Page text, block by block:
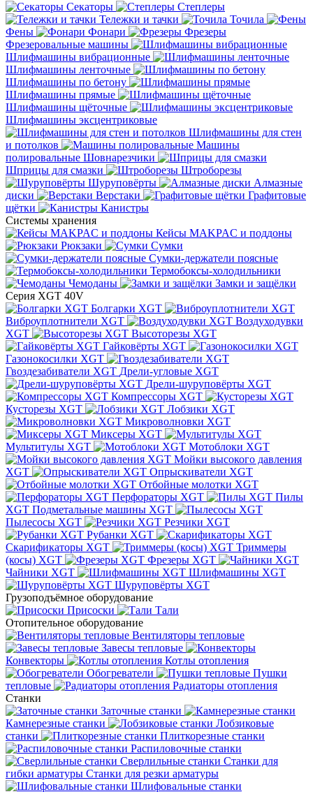
Секаторы
Степлеры
Тележки и тачки
Точила
Фены
Фонари
Фрезеры
Фрезеровальные машины
Шлифмашины вибрационные
Шлифмашины ленточные
Шлифмашины по бетону
Шлифмашины прямые
Шлифмашины щёточные
Шлифмашины эксцентриковые
Шлифмашины для стен
и потолков
Машины
полировальные Шовнарезчики
Шприцы для смазки
Штроборезы
Шуруповёрты
Алмазные
диски
Верстаки
Графитовые
щётки
Канистры
Системы хранения
Кейсы MAKPAC и поддоны
Рюкзаки
Сумки
Сумки-держатели поясные
Термобоксы-холодильники
Чемоданы
Замки и защёлки
Серия XGT 40V
Болгарки XGT
Виброуплотнители XGT
Воздуходувки
XGT
Высоторезы XGT
Гайковёрты XGT
Газонокосилки XGT
Гвоздезабиватели XGT Дрели-угловые XGT
Дрели-шуруповёрты XGT
Компрессоры XGT
Кусторезы XGT
Лобзики XGT
Микроволновки XGT
Миксеры XGT
Мультитулы XGT
Мотоблоки XGT
Мойки высокого давления
XGT
Опрыскиватели XGT
Отбойные молотки XGT
Перфораторы XGT
Пилы
XGT Подметальные машины XGT
Пылесосы XGT
Резчики XGT
Рубанки XGT
Скарификаторы XGT
Триммеры
(косы) XGT
Фрезеры XGT
Чайники XGT
Шлифмашины XGT
Шуруповёрты XGT
Грузоподъёмное оборудование
Присоски
Тали
Отопительное оборудование
Вентиляторы тепловые
Завесы тепловые
Конвекторы
Котлы отопления
Обогреватели
Пушки
тепловые
Радиаторы отопления
Станки
Заточные станки
Камнерезные станки
Лобзиковые
станки
Плиткорезные станки
Распиловочные станки
Сверлильные станки Станки для
гибки арматуры Станки для резки арматуры
Шлифовальные станки